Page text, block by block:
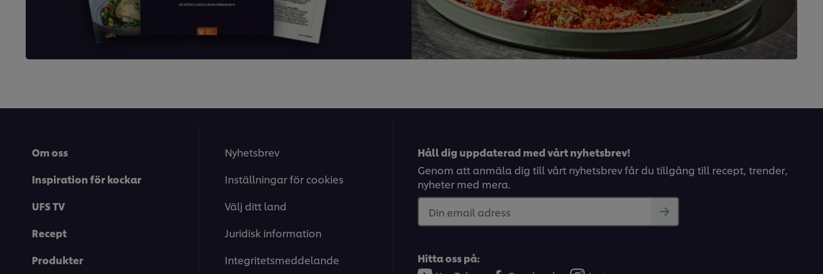
betyg.
Om oss
Inspiration för kockar
UFS TV
Recept
Produkter
Nyhetsbrev
Inställningar för cookies
Välj ditt land
Juridisk information
Integritetsmeddelande
Håll dig uppdaterad med vårt nyhetsbrev!
Genom att anmäla dig till vårt nyhetsbrev får du tillgång till recept, trender,
nyheter med mera.
Din email adress
Hitta oss på: